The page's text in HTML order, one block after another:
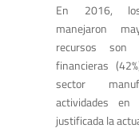
En 2016,
manejaron
recursos son
financieras
sector
actividades
justificada la